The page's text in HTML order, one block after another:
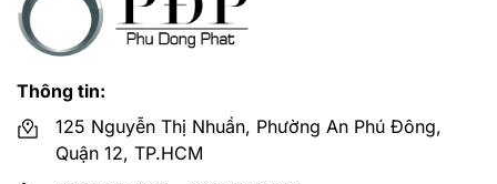
Thông tin:
125 Nguyễn Thị Nhuần, Phường An Phú Đông,
Quận 12, TP.HCM